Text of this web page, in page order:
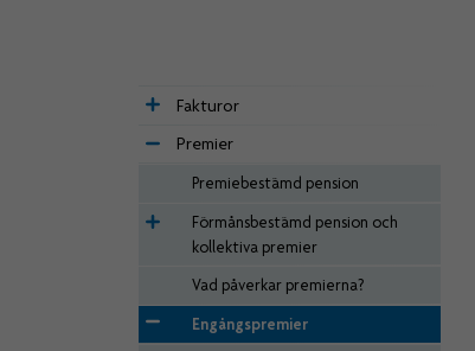
Fakturor
Premier
Premiebestämd pension
Förmånsbestämd pension och
kollektiva premier
Vad påverkar premierna?
Engångspremier